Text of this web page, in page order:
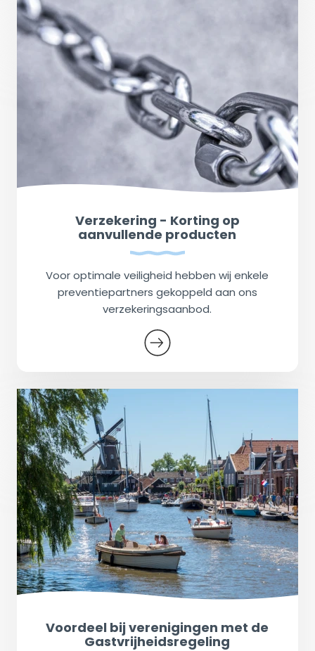
Verzekering - Korting op
aanvullende producten
Voor optimale veiligheid hebben wij enkele
preventiepartners gekoppeld aan ons
verzekeringsaanbod.
Voordeel bij verenigingen met de
Gastvrijheidsregeling